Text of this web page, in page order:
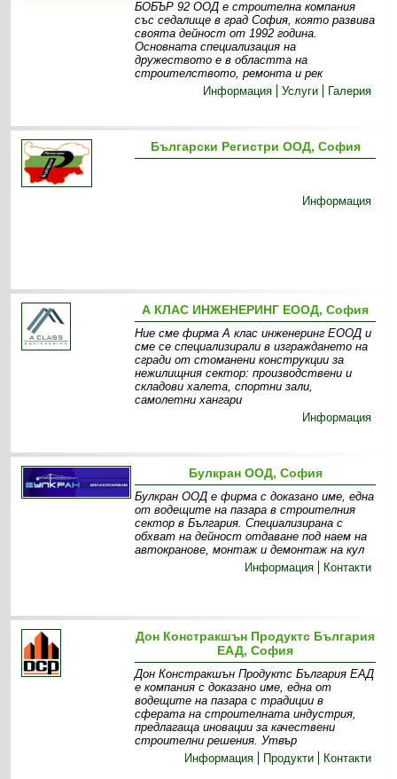
БОБЪР 92 ООД е строителна компания
със седалище в град София, която развива
своята дейност от 1992 година.
Основната специализация на
дружеството е в областта на
строителството, ремонта и рек
Информация
Услуги Галерия
Български Регистри ООД, София
Информация
А КЛАС ИНЖЕНЕРИНГ ЕООД, София
Ние сме фирма А клас инженеринг ЕООД и
сме се специализирали в изграждането на
сгради от стоманени конструкции за
нежилищния сектор: производствени и
складови халета, спортни зали,
самолетни хангари
Информация
Булкран ООД, София
Булкран ООД е фирма с доказано име, една
от водещите на пазара в строителния
сектор в България. Специализирана с
обхват на дейност отдаване под наем на
автокранове, монтаж и демонтаж на кул
Информация
Контакти
Дон Констракшън Продуктс България
ЕАД, София
Дон Констракшън Продуктс България ЕАД
е компания с доказано име, една от
водещите на пазара с традиции в
сферата на строителната индустрия,
предлагаща иновации за качествени
строителни решения. Утвър
Информация
Продукти Контакти